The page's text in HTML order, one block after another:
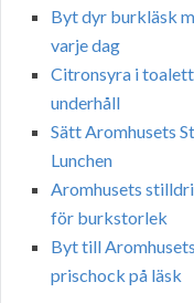
Byt dyr burkläsk
varje dag
Citronsyra i
underhåll
Sätt Aromhusets
Lunchen
Aromhusets
för burkstorlek
Byt till
prischock på läsk